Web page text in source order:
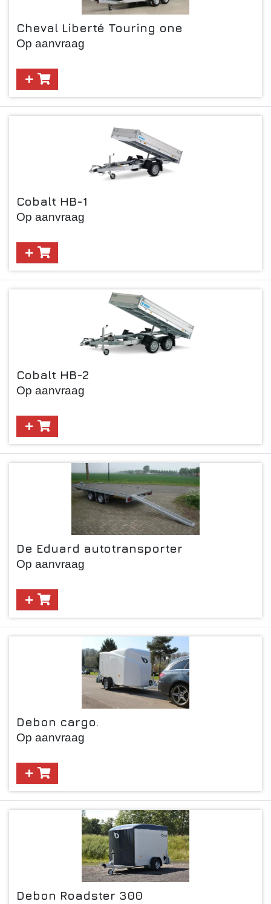
Cheval Liberté Touring one
Op aanvraag
Cobalt HB-1
Op aanvraag
Cobalt HB-2
Op aanvraag
De Eduard autotransporter
Op aanvraag
Debon cargo.
Op aanvraag
Debon Roadster 300